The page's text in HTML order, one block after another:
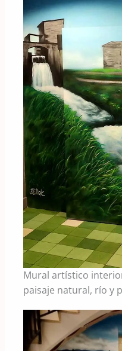
Mural artístico
paisaje natural, río y